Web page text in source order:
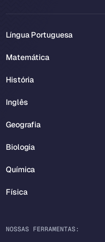
Língua Portuguesa
Matemática
História
Inglês
Geografia
Biologia
Química
Física
NOSSAS FERRAMENTAS: